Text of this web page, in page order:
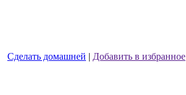
Сделать домашней | Добавить в избранное